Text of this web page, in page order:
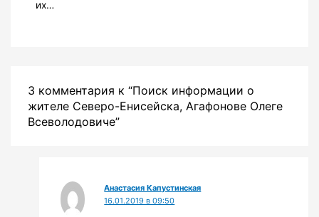
их…
3 комментария к “Поиск информации о
жителе Северо-Енисейска, Агафонове Олеге
Всеволодовиче”
Анастасия Капустинская
16.01.2019 в 09:50